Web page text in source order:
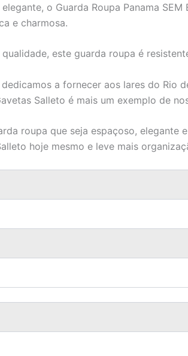
o Guarda Roupa Panama
e charmosa.
este guarda roupa é
a fornecer aos lares do Rio
Salleto é mais um exemplo de
roupa que seja espaçoso, elegante
hoje mesmo e leve mais